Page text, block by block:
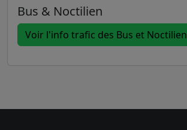
Bus & Noctilien
Voir l'info trafic des Bus et Noctilien